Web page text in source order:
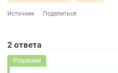
Источник
Поделиться
2 ответа
Решение